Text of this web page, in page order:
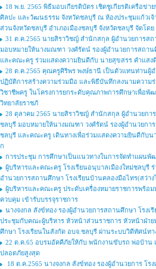
18 พ.ย. 2565 พิธีมอบเกียรติบัตร เชิดชูเกียรติเครือข่
ศิลปะ และวัฒนธรรม จังหวัดชลบุรี ณ ห้องประชุมแก้วเจ้
ส่วนจังหวัดชลบุรี อำเภอเมืองชลบุรี จังหวัดชลบุรี จัดโ
31 ต.ค.2565 นายสิราวิชญ์ สำนักสกุล ผู้อำนวยการส
มอบหมายให้นางมณฑา วงศ์รัตน์ รองผู้อำนวยการสถาน
และคณะครู ร่วมแสดงความยินดีกับ นายสุขสรร คำแสง
28 ต.ค.2565 คุณครูศิริพร พงษ์ธานี เป็นตัวแทนท่านผู้อ
ปฏิบัติการสร้างความร่วมมือ และพิธีบันทึกลงนามความ
วิชาชีพครู ในโครงการยกระดับคุณภาพการศึกษาเพื่อ
วิทยาลัยราชภั
28 ตุลาคม 2565 นายสิราวิชญ์ สำนักสกุล ผู้อำนวยกา
ชลบุรี มอบหมายให้นางมณฑา วงศ์รัตน์ รองผู้อำนวยกา
ชลบุรี และคณะครู เดินทางเพื่อร่วมแสดงความยินดีกับน
ก
การประชุม การศึกษาเป็นแนวทางในการจัดทำแผน
ผู้บริหารและคณะครู โรงเรียนอนุบาลเมืองใหม่ชลบุรี
อำนวยการสถานศึกษา โรงเรียนบ้านคลองมือไทร(สว่าง
ผู้บริหารและคณะครู ประดับเครื่องหมายราชการพร้อ
ควบคุม เข้ารับบรรจุราชการ
นางจงกล สังข์ทอง รองผู้อำนวยการสถานศึกษา โรงเ
ประชุมกับคณะผู้บริหาร หัวหน้าส่วนราชการ หัวหน้าฝ่า
ศึกษา โรงเรียนในสังกัด อบจ.ชลบุรี ผ่านระบบวิดีทัศน์ทา
22 ต.ค.65 อบรมอัคคีภัยให้กับ พนักงานขับรถ พ่อบ้าน
ปลอดภัยสูงสุด
18 ต.ค.2565 นางจงกล สังข์ทอง รองผู้อำนวยการ โร